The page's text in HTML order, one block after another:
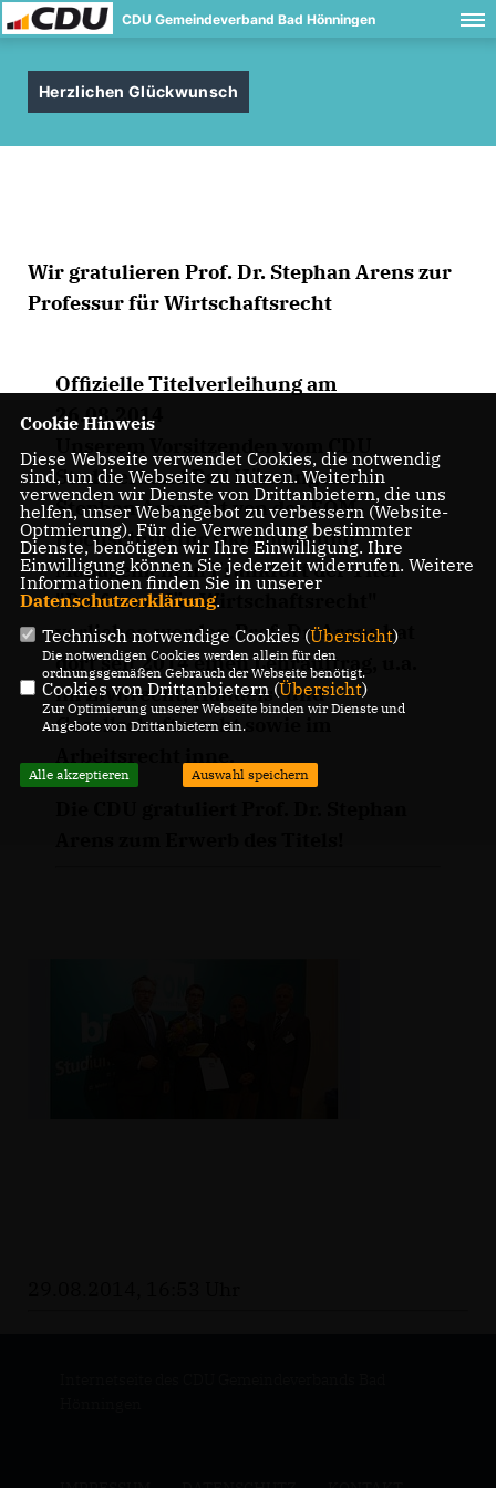
CDU Gemeindeverband Bad Hönningen
Herzlichen Glückwunsch
Wir gratulieren Prof. Dr. Stephan Arens zur
Professur für Wirtschaftsrecht
Offizielle Titelverleihung am
26.08.2014
Unserem Vorsitzenden vom CDU
Stadtverband Bad Hönningen Dr.
Stephan Arens ist von der FOM-
Hochschule für Ökonomie und
Management in Frankfurt der Titel
"Professor für Wirtschaftsrecht"
verliehen worden.Prof. Dr. Arens hat
dort seit 2014 einen Lehrauftrag, u.a.
im Zivilrecht, Handels- und
Gesellschaftsrecht sowie im
Cookie Hinweis
Diese Webseite verwendet Cookies, die notwendig
sind, um die Webseite zu nutzen. Weiterhin
verwenden wir Dienste von Drittanbietern, die uns
helfen, unser Webangebot zu verbessern (Website-
Optmierung). Für die Verwendung bestimmter
Dienste, benötigen wir Ihre Einwilligung. Ihre
Einwilligung können Sie jederzeit widerrufen. Weitere
Informationen finden Sie in unserer
Datenschutzerklärung.
Technisch notwendige Cookies (Übersicht)
Die notwendigen Cookies werden allein für den
ordnungsgemäßen Gebrauch der Webseite benötigt.
Cookies von Drittanbietern (Übersicht)
Zur Optimierung unserer Webseite binden wir Dienste und
Angebote von Drittanbietern ein.
Alle akzeptieren Auswahl speichern